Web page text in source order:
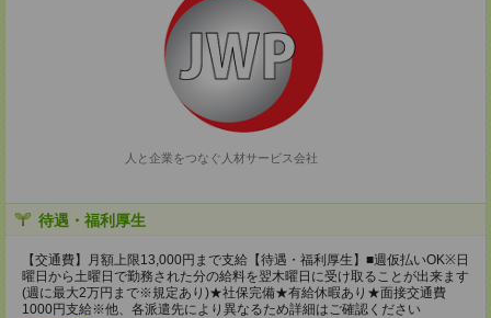
人と企業をつなぐ人材サービス会社
待遇・福利厚生
【交通費】月額上限13,000円まで支給【待遇・福利厚生】■週仮払いOK※日
曜日から土曜日で勤務された分の給料を翌木曜日に受け取ることが出来ます
(週に最大2万円まで※規定あり)★社保完備★有給休暇あり★面接交通費
1000円支給※他、各派遣先により異なるため詳細はご確認ください